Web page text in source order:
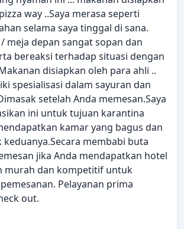
way ..Saya merasa seperti
selama saya tinggal di sana.
meja depan sangat sopan dan
bereaksi terhadap situasi dengan
disiapkan oleh para ahli ..
spesialisasi dalam sayuran dan
setelah Anda memesan.Saya
ini untuk tujuan karantina
kamar yang bagus dan
keduanya.Secara membabi buta
jika Anda mendapatkan hotel
murah dan kompetitif untuk
Pelayanan prima
out.